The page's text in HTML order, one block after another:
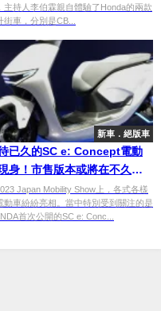
主持人李伯霖親自體驗了Honda的兩款
街車，分別是CB...
新車．絕版車
已久的SC e: Concept電動
身！市售版本或將在不久後
Japan Mobility Show上，各式各樣
動車紛紛亮相。當中特別受到關注的是
首次公開的SC e: Conc...